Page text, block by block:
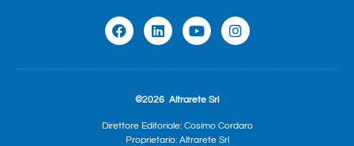
©2026 Altrarete Srl
Direttore Editoriale: Cosimo Cordaro
Proprietario: Altrarete Srl